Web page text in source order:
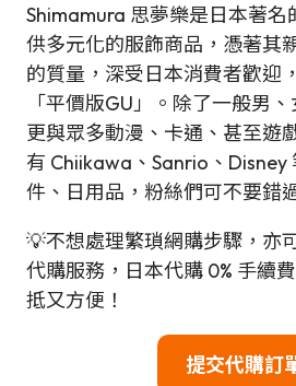
Shimamura 思夢樂是日本著名
供多元化的服飾商品，憑著其
的質量，深受日本消費者歡迎
「平價版GU」。除了一般男
更與眾多動漫、卡通、甚至遊
有 Chiikawa、Sanrio、Disney
件、日用品，粉絲們可不要錯
💡不想處理繁瑣網購步驟，亦
代購服務，日本代購 0% 手續
抵又方便！
提交代購訂